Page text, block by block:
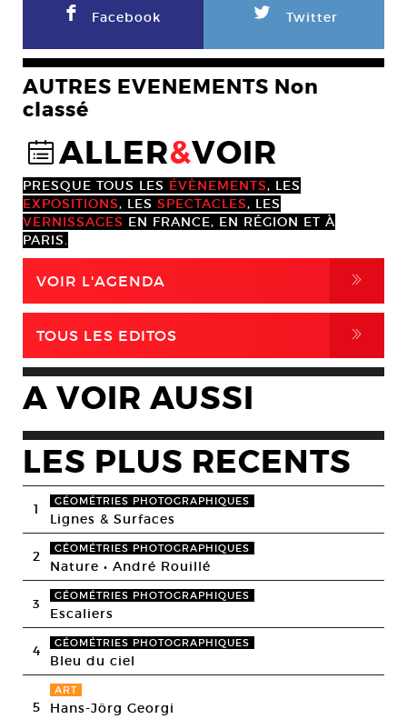
F Facebook L Twitter
AUTRES EVENEMENTS Non
classé
@ALLER&VOIR
PRESQUE TOUS LES ÉVÈNEMENTS, LES
EXPOSITIONS, LES SPECTACLES, LES
VERNISSAGES EN FRANCE, EN RÉGION ET À
PARIS.
VOIR L'AGENDA ,
TOUS LES EDITOS ,
A VOIR AUSSI
LES PLUS RECENTS
1 GÉOMÉTRIES PHOTOGRAPHIQUES
Lignes & Surfaces
2 GÉOMÉTRIES PHOTOGRAPHIQUES
Nature • André Rouillé
3 GÉOMÉTRIES PHOTOGRAPHIQUES
Escaliers
4 GÉOMÉTRIES PHOTOGRAPHIQUES
Bleu du ciel
5
ART
Hans-Jörg Georgi